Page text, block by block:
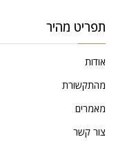
תפריט מהיר
אודות
מהתקשורת
מאמרים
צור קשר